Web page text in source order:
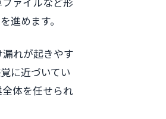
ァイルなど形
進めます。
れが起きやす
に近づいてい
体を任せられ